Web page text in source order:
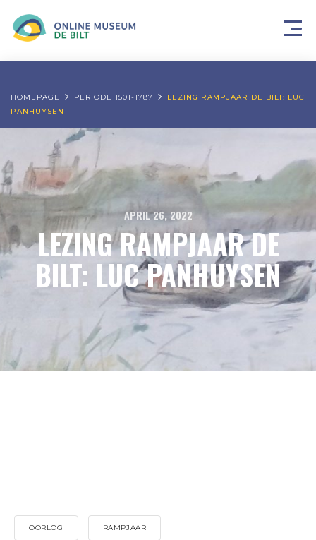
HOMEPAGE PERIODE 1501-1787
LEZING RAMPJAAR DE BILT: LUC
PANHUYSEN
APRIL 26, 2022
LEZING RAMPJAAR DE
BILT: LUC PANHUYSEN
OORLOG RAMPJAAR